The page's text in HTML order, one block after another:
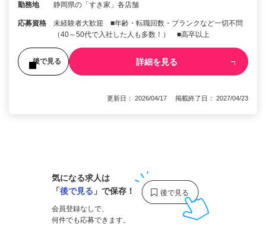
勤務地 静岡県の「すき家」各店舗
応募資格
未経験者大歓迎 ■年齢・転職回数・ブランクなど一切不問
（40～50代で入社した人も多数！） ■高卒以上
後で見る 詳細を見る
更新日： 2026/04/17 掲載終了日： 2027/04/23
気になる求人は
「後で見る 」で保存！
会員登録なしで、
何件でも応募できます。